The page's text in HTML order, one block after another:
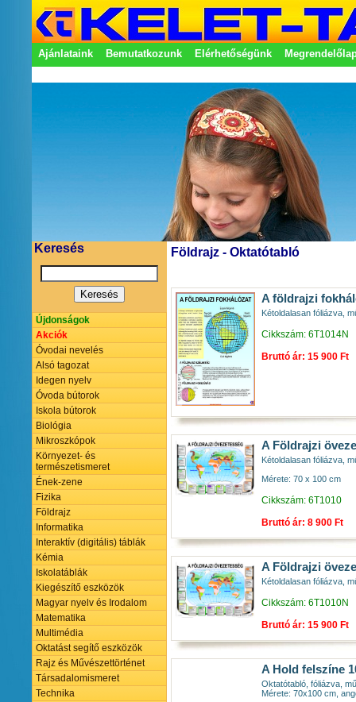
Ajánlataink Bemutatkozunk Elérhetőségünk
Keresés
Újdonságok
Akciók
Óvodai nevelés
Alsó tagozat
Idegen nyelv
Óvoda bútorok
Iskola bútorok
Biológia
Mikroszkópok
Környezet- és
természetismeret
Ének-zene
Fizika
Földrajz
Informatika
Interaktív (digitális) táblák
Kémia
Iskolatáblák
Kiegészítő eszközök
Magyar nyelv és Irodalom
Matematika
Multimédia
Oktatást segítő eszközök
Rajz és Művészettörténet
Társadalomismeret
Technika
Földrajz - Oktatótabló
A földrajzi
Kétoldalasan fóliázva,
Cikkszám: 6T1014N
Bruttó ár: 15 900 Ft
A Földrajzi
Kétoldalasan fóliázva,
Mérete: 70 x 100 cm
Cikkszám: 6T1010
Bruttó ár: 8 900 Ft
A Földrajzi
Kétoldalasan fóliázva,
Cikkszám: 6T1010N
Bruttó ár: 15 900 Ft
A Hold felszíne
Oktatótabló, fóliázva,
Mérete: 70x100 cm,